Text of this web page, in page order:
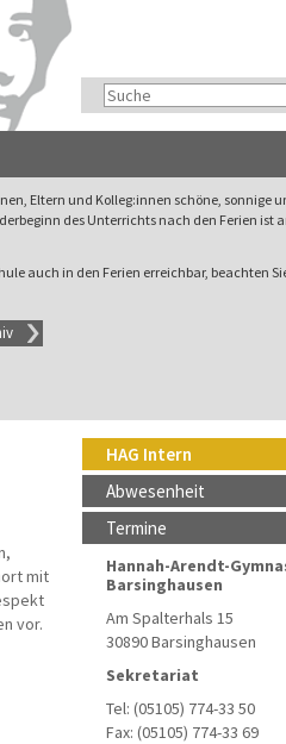
Eltern und Kolleg:innen schöne, sonnige
des Unterrichts nach den Ferien ist
auch in den Ferien erreichbar, beachten
HAG Intern
Abwesenheit
Termine
Hannah-Arendt-
Barsinghausen
Am Spalterhals 15
30890 Barsinghausen
Sekretariat
Tel: (05105) 774-33 50
Fax: (05105) 774-33 69
mit
vor.